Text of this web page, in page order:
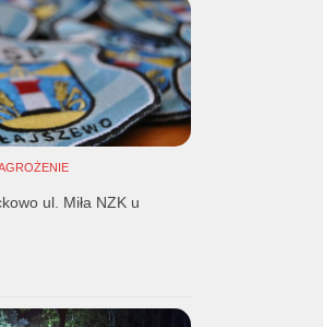
ul. Miła NZK u